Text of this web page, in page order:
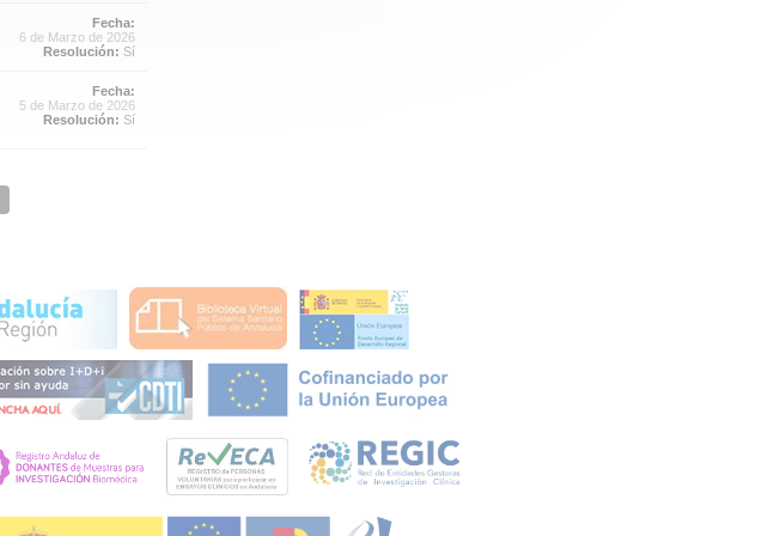
Fecha:
6 de Marzo de 2026
Resolución: Sí
Fecha:
5 de Marzo de 2026
Resolución: Sí